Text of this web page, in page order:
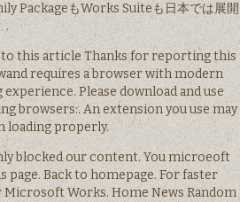
PackageもWorks Suiteも日本では展開
.
to this article Thanks for reporting this
requires a browser with modern
Please download and use
browsers:. An extension you use may
loading properly.
blocked our content. You microeoft
Back to homepage. For faster
Works. Home News Random